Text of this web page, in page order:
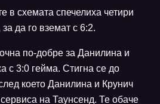
в схемата спечелиха четири
да го вземат с 6:2.
по-добре за Данилина и
с 3:0 гейма. Стигна се до
което Данилина и Крунич
на Таунсенд. Те обаче